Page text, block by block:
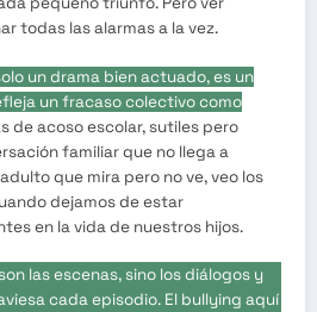
todas las alarmas a la vez.
un drama bien actuado, es un
un fracaso colectivo como
de acoso escolar, sutiles pero
familiar que no llega a
que mira pero no ve, veo los
dejamos de estar
en la vida de nuestros hijos.
las escenas, sino los diálogos y
cada episodio. El bullying aquí